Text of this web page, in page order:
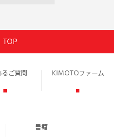
TOP
るご質問 KIMOTOファーム
書籍